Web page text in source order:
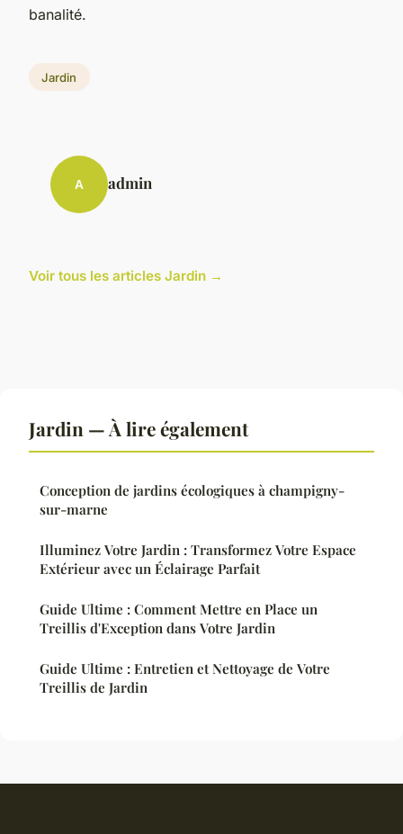
banalité.
Jardin
A admin
Voir tous les articles Jardin →
Jardin — À lire également
Conception de jardins écologiques à champigny-
sur-marne
Illuminez Votre Jardin : Transformez Votre Espace
Extérieur avec un Éclairage Parfait
Guide Ultime : Comment Mettre en Place un
Treillis d'Exception dans Votre Jardin
Guide Ultime : Entretien et Nettoyage de Votre
Treillis de Jardin